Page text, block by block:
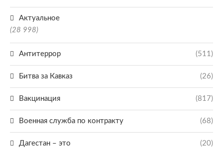
Актуальное
(28 998)
Антитеррор (511)
Битва за Кавказ (26)
Вакцинация (817)
Военная служба по контракту (68)
Дагестан – это (20)